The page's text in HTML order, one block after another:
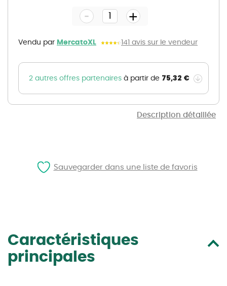
Description détaillée
gallery
Vendu par MercatoXL 141 avis sur le vendeur
- +
2 autres offres partenaires à partir de 75,32 €
Caractéristiques
principales
Sauvegarder dans une liste de favoris